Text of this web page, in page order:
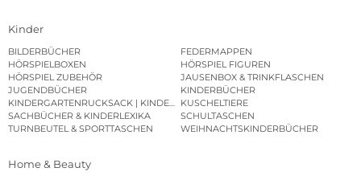
Kinder
BILDERBÜCHER
FEDERMAPPEN
HÖRSPIELBOXEN
HÖRSPIEL FIGUREN
HÖRSPIEL ZUBEHÖR
JAUSENBOX & TRINKFLASCHEN
JUGENDBÜCHER
KINDERBÜCHER
KINDERGARTENRUCKSACK | KINDERGARTENBEUTEL
KUSCHELTIERE
SACHBÜCHER & KINDERLEXIKA
SCHULTASCHEN
TURNBEUTEL & SPORTTASCHEN
WEIHNACHTSKINDERBÜCHER
Home & Beauty